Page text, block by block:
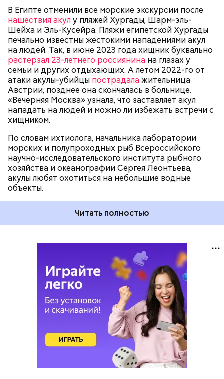
В Египте отменили все морские экскурсии после
нашествия акулу пляжей Хургады, Шарм-эль-
Шейха и Эль-Кусейра. Пляжи египетской Хургады
печально известны жестокими нападениями акул
на людей. Так, в июне 2023 года хищник буквально
растерзал 23-летнего россиянина на глазах у
семьи и других отдыхающих. А летом 2022-го от
атаки акулы-убийцы пострадалажительница
Австрии, позднее она скончалась в больнице.
«Вечерняя Москва» узнала, что заставляет акул
нападать на людей и можно ли избежать встречи с
хищником.
По словам ихтиолога, начальника лаборатории
морских и полупроходных рыб Всероссийского
научно-исследовательского института рыбного
хозяйства и океанографии Сергея Леонтьева,
акулы любят охотиться на небольшие водные
объекты.
пассажиры таких плавательных средств
оказывались жертвами этих хищных рыб, — сказал
собеседник «ВМ».
Читать полностью
БЕЗОПАСНОСТЬ СМЕРТЬ РЫБА